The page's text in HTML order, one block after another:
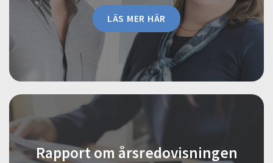
LÄS MER HÄR
Rapport om årsredovisningen